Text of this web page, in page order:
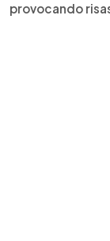
provocando